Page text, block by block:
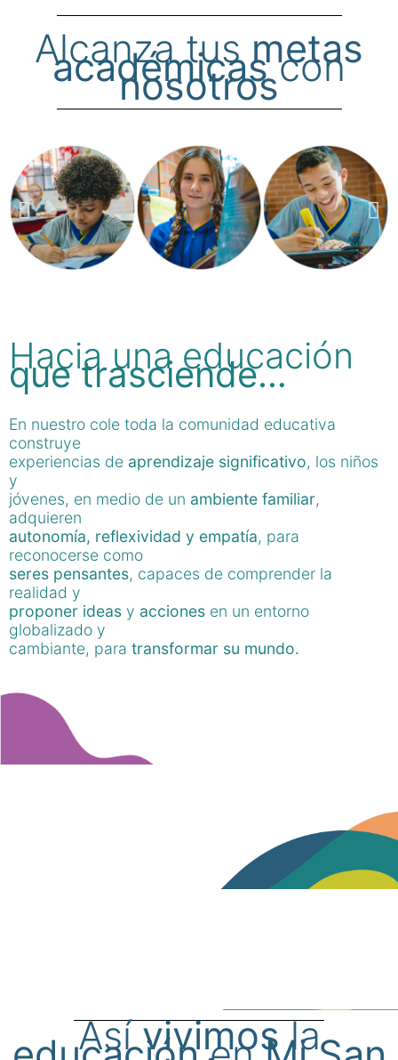
Alcanza tusmetas
académicascon
nosotros
Hacia una educación
que trasciende…
En nuestro cole toda la comunidad educativa
construye
experiencias de aprendizaje significativo, los niños
y
jóvenes, en medio de un ambiente familiar,
adquieren
autonomía, reflexividad y empatía, para
reconocerse como
seres pensantes, capaces de comprender la
realidad y
proponer ideas y acciones en un entorno
globalizado y
cambiante, para transformar su mundo.
Asívivimosla